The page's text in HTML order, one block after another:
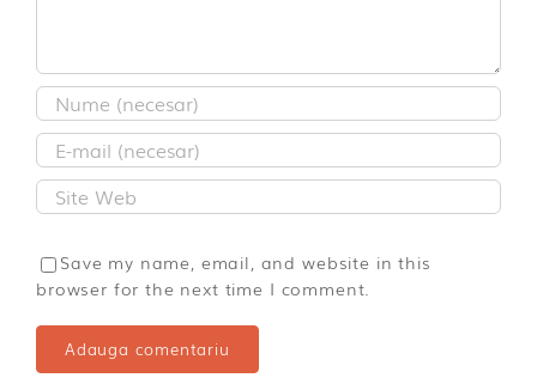
Save my name, email, and website in this
browser for the next time I comment.